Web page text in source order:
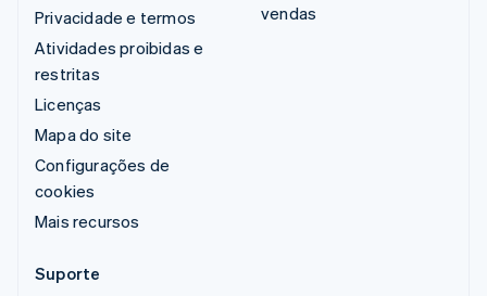
Privacidade e termos
Atividades proibidas e
restritas
Licenças
Mapa do site
Configurações de
cookies
Mais recursos
vendas
Suporte